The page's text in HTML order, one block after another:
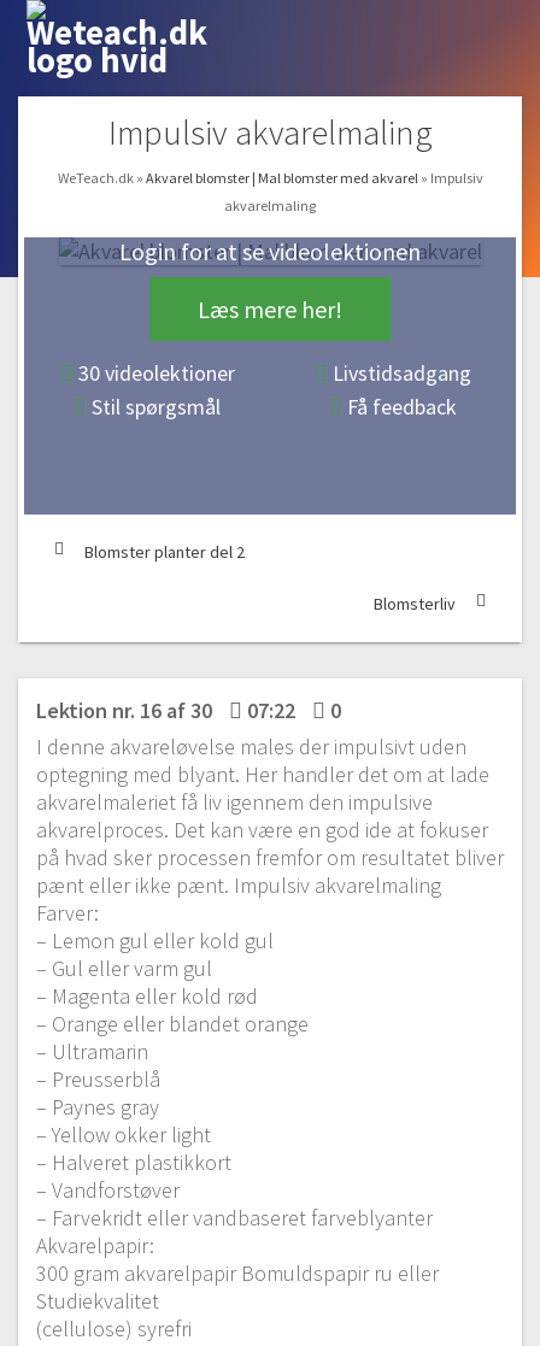
Impulsiv akvarelmaling
WeTeach.dk » Akvarel blomster | Mal blomster med akvarel » Impulsiv
akvarelmaling
Login for at se videolektionen
Læs mere her!
30 videolektioner
Livstidsadgang
Stil spørgsmål
Få feedback
Blomster planter del 2
Blomsterliv
Lektion nr. 16 af 30 07:22
0
I denne akvareløvelse males der impulsivt uden
optegning med blyant. Her handler det om at lade
akvarelmaleriet få liv igennem den impulsive
akvarelproces. Det kan være en god ide at fokuser
på hvad sker processen fremfor om resultatet bliver
pænt eller ikke pænt. Impulsiv akvarelmaling
Farver:
– Lemon gul eller kold gul
– Gul eller varm gul
– Magenta eller kold rød
– Orange eller blandet orange
– Ultramarin
– Preusserblå
– Paynes gray
– Yellow okker light
– Halveret plastikkort
– Vandforstøver
– Farvekridt eller vandbaseret farveblyanter
Akvarelpapir:
300 gram akvarelpapir Bomuldspapir ru eller
Studiekvalitet
(cellulose) syrefri
#1 Mal grønne farver
Gratis video
13:04